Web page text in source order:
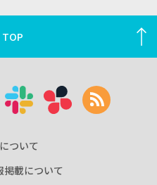
TOP
ついて
掲載について